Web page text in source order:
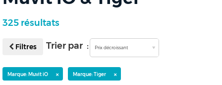
325 résultats
Filtres Trier par : Prix décroissant
Marque: Muvit iO × Marque: Tiger ×